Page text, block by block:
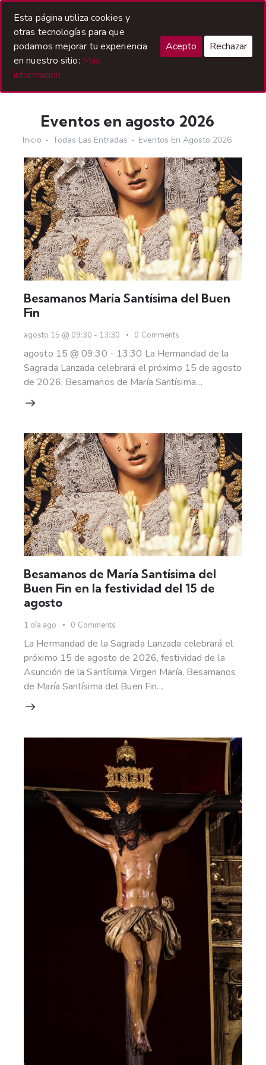
Eventos en agosto 2026
Inicio Todas Las Entradas Eventos En Agosto 2026
Besamanos María Santísima del Buen
Fin
agosto 15 @ 09:30 - 13:30 0 Comments
agosto 15 @ 09:30 - 13:30 La Hermandad de la
Sagrada Lanzada celebrará el próximo 15 de agosto
de 2026, Besamanos de María Santísima…
Besamanos de María Santísima del
Buen Fin en la festividad del 15 de
agosto
1 día ago 0 Comments
La Hermandad de la Sagrada Lanzada celebrará el
próximo 15 de agosto de 2026, festividad de la
Asunción de la Santísima Virgen María, Besamanos
de María Santísima del Buen Fin…
Esta página utiliza cookies y
otras tecnologías para que
podamos mejorar tu experiencia
en nuestro sitio: Más
información.
Acepto Rechazar